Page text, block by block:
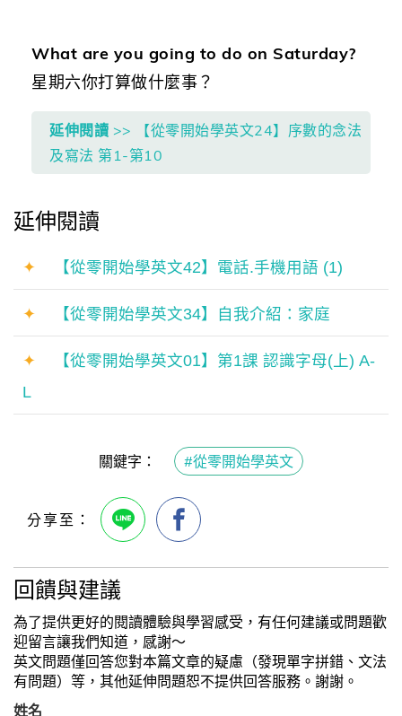
What are you going to do on Saturday?
星期六你打算做什麼事？
延伸閱讀 >> 【從零開始學英文24】序數的念法
及寫法 第1-第10
延伸閱讀
✦ 【從零開始學英文42】電話.手機用語 (1)
✦ 【從零開始學英文34】自我介紹：家庭
✦
【從零開始學英文01】第1課 認識字母(上) A-
L
關鍵字： #從零開始學英文
回饋與建議
為了提供更好的閱讀體驗與學習感受，有任何建議或問題歡
迎留言讓我們知道，感謝～
英文問題僅回答您對本篇文章的疑慮（發現單字拼錯、文法
有問題）等，其他延伸問題恕不提供回答服務。謝謝。
姓名